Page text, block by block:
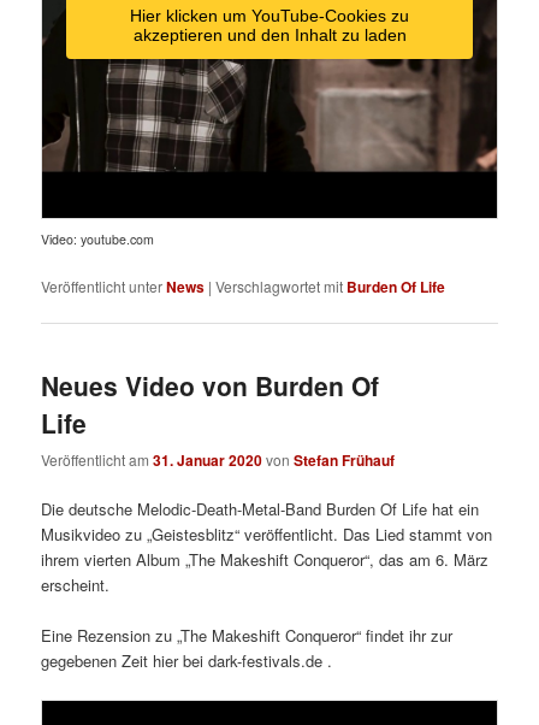
Hier klicken um YouTube-Cookies zu
akzeptieren und den Inhalt zu laden
Video: youtube.com
Veröffentlicht unterNews |Verschlagwortet mit Burden Of Life
Neues Video von Burden Of
Life
Veröffentlicht am31. Januar 2020vonStefan Frühauf
Die deutsche Melodic-Death-Metal-Band Burden Of Life hat ein
Musikvideo zu „Geistesblitz“ veröffentlicht. Das Lied stammt von
ihrem vierten Album „The Makeshift Conqueror“, das am 6. März
erscheint.
Eine Rezension zu „The Makeshift Conqueror“ findet ihr zur
gegebenen Zeit hier bei dark-festivals.de .